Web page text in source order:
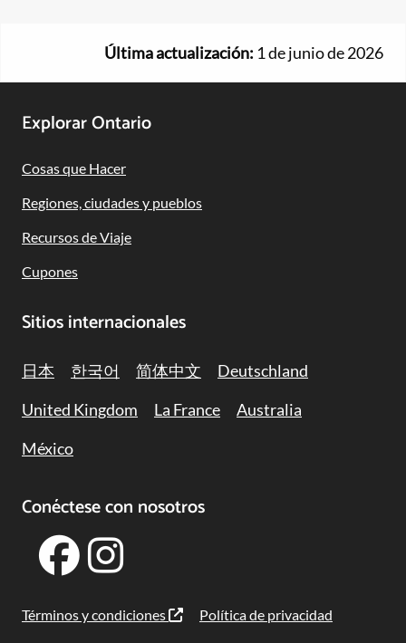
Última actualización: 1 de junio de 2026
Footer
Navigation
Explorar Ontario
Cosas que Hacer
Regiones, ciudades y pueblos
Recursos de Viaje
Cupones
Sitios internacionales
日本 한국어 简体中文
Deutschland
United Kingdom
La France
Australia
México
Términos y condiciones Política de privacidad
Conéctese con nosotros